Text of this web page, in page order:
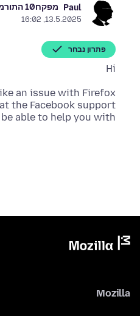
Paul מפקח10 התורמים המובילים
13.5.2025, 16:02
פתרון נבחר
Hi
an issue with Firefox
the Facebook support
able to help you with.
Mozilla